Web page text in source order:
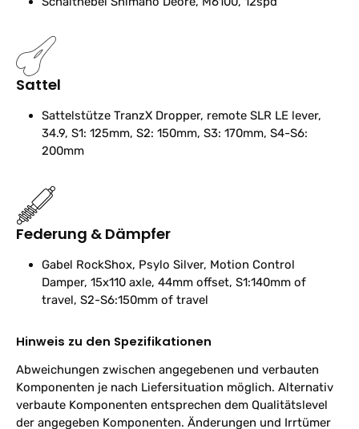
Sattel
Sattelstütze TranzX Dropper, remote SLR LE lever,
34.9, S1: 125mm, S2: 150mm, S3: 170mm, S4-S6:
200mm
Federung & Dämpfer
Gabel RockShox, Psylo Silver, Motion Control
Damper, 15x110 axle, 44mm offset, S1:140mm of
travel, S2-S6:150mm of travel
Hinweis zu den Spezifikationen
Abweichungen zwischen angegebenen und verbauten
Komponenten je nach Liefersituation möglich. Alternativ
verbaute Komponenten entsprechen dem Qualitätslevel
der angegeben Komponenten. Änderungen und Irrtümer